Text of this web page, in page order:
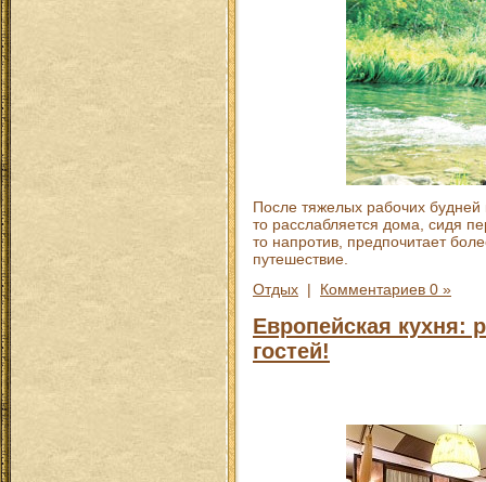
После тяжелых рабочих
то расслабляется дома, сидя
то напротив, предпочитает
путешествие.
Отдых | Комментариев 0 »
Европейская кухня:
гостей!